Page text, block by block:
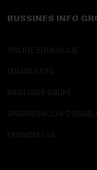
BUSSINES INFO
ONLINE EDUKACIJE
IZDAVAŠTVO
MEDIJSKE OBUKE
ORGANIZACIJA
EKONOM I JA